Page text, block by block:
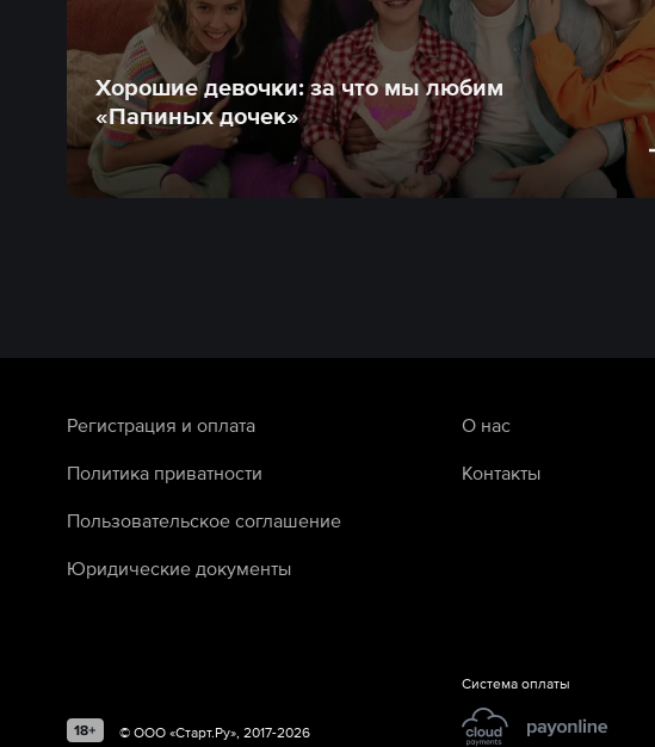
Хорошие девочки: за что мы любим
«Папиных дочек»
Регистрация и оплата
Политика приватности
Пользовательское соглашение
Юридические документы
© ООО «Старт.Ру», 2017-2026
О нас
Контакты
Система оплаты